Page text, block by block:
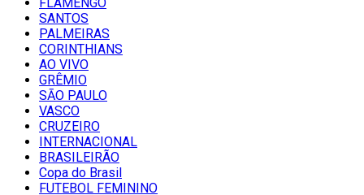
SANTOS
PALMEIRAS
CORINTHIANS
AO VIVO
GRÊMIO
SĀO PAULO
VASCO
CRUZEIRO
INTERNACIONAL
BRASILEIRÃO
Copa do Brasil
FUTEBOL FEMININO